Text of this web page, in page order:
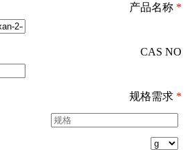
产品名称 *
CAS NO
规格需求 *